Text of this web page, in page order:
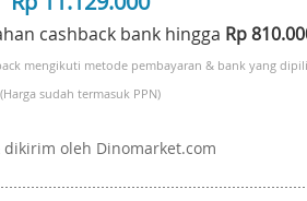
cashback bank hingga Rp
mengikuti metode pembayaran & bank yang
(Harga sudah termasuk PPN)
oleh Dinomarket.com